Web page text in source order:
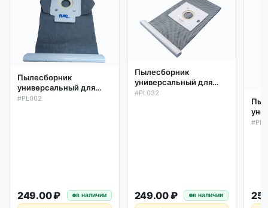
Пылесборник
универсальный для
пылесоса 112мм x 93мм
#PL002
249.00 ₽ в наличии
Пылесборник
универсальный для
пылесоса Samsung
#PL032
249.00 ₽ в наличии